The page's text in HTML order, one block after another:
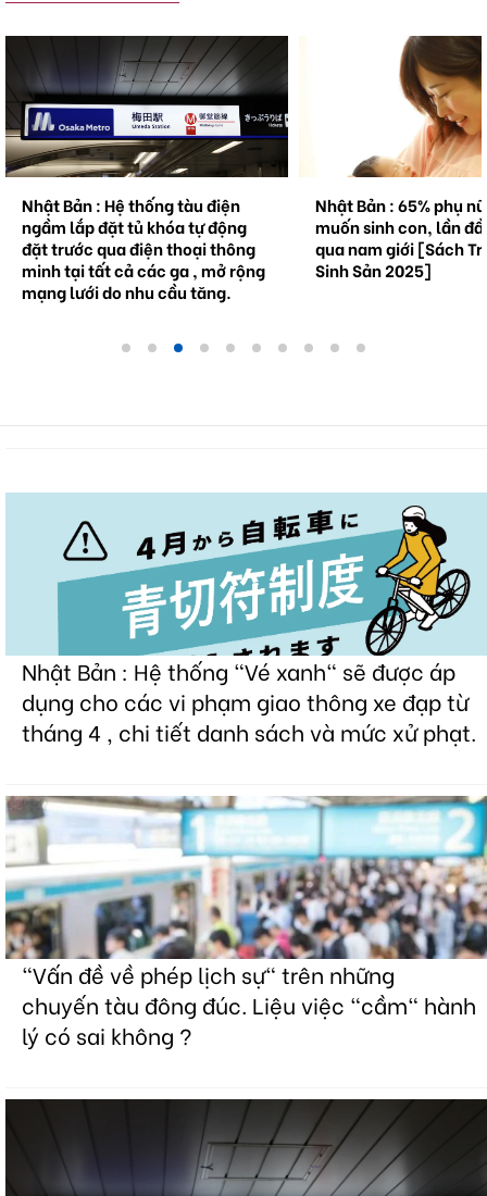
Nhật Bản : Hệ thống tàu điện
ngầm lắp đặt tủ khóa tự động
đặt trước qua điện thoại thông
minh tại tất cả các ga , mở rộng
mạng lưới do nhu cầu tăng.
Nhật Bản : 65% phụ
muốn sinh con, lần
qua nam giới [Sách
Sinh Sản 2025]
Nhật Bản : Hệ thống "Vé xanh" sẽ được áp
dụng cho các vi phạm giao thông xe đạp từ
tháng 4 , chi tiết danh sách và mức xử phạt.
"Vấn đề về phép lịch sự" trên những
chuyến tàu đông đúc. Liệu việc "cầm" hành
lý có sai không ?